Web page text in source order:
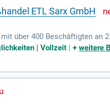
ETL Sarx GmbH
über 400 Beschäftigten an
| Vollzeit |+weitere